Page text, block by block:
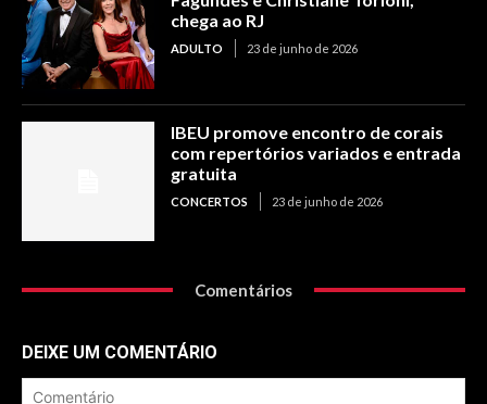
chega ao RJ
ADULTO 23 de junho de 2026
IBEU promove encontro de corais
com repertórios variados e entrada
gratuita
CONCERTOS 23 de junho de 2026
Comentários
DEIXE UM COMENTÁRIO